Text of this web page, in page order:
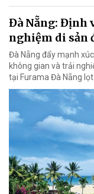
Đà Nẵng: Định
nghiệm di sản
Đà Nẵng đẩy mạnh
không gian và trải
tại Furama Đà Nẵng